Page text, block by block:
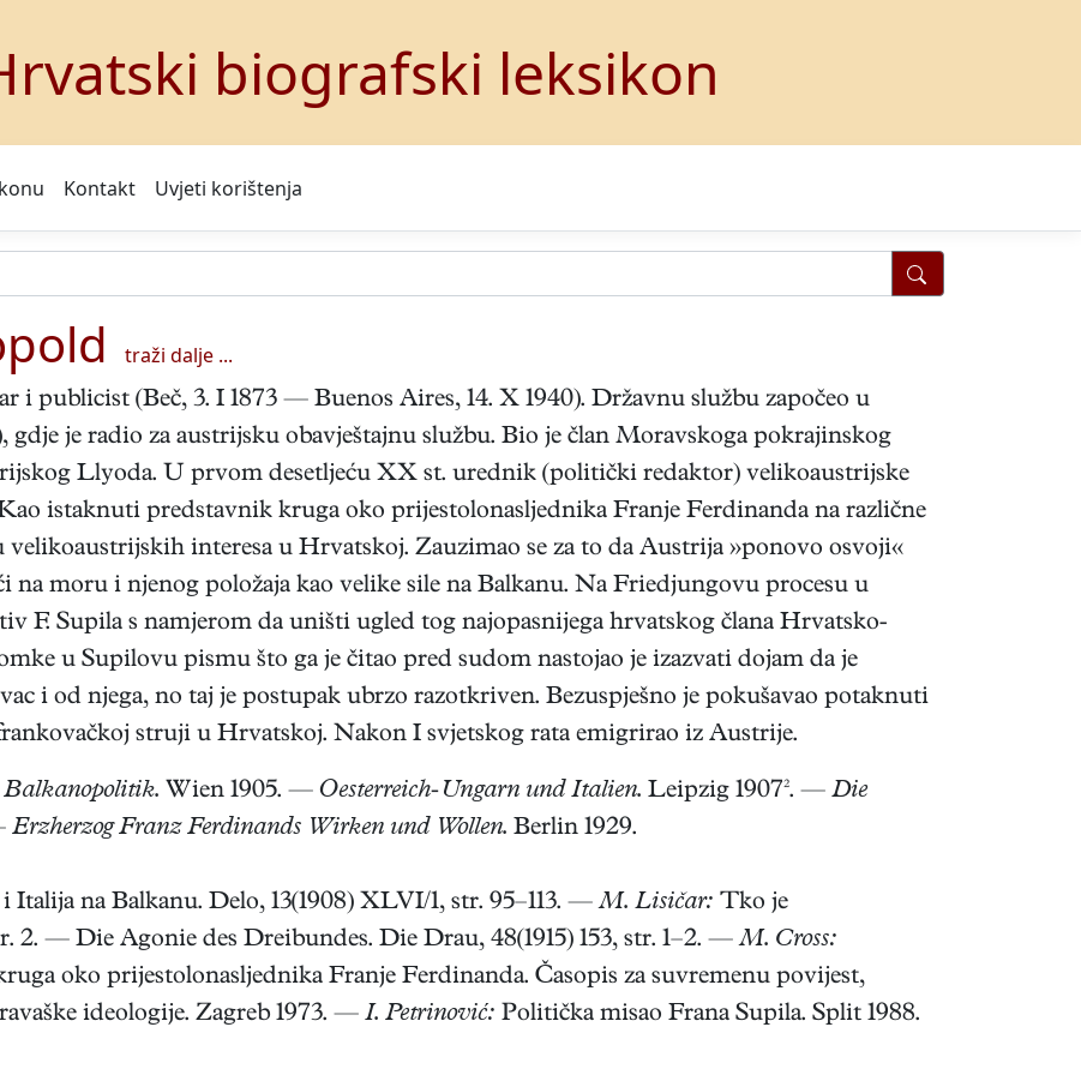
biografski leksikon
Kontakt Uvjeti korištenja
traži dalje ...
i publicist (Beč, 3. I 1873 — Buenos Aires, 14. X 1940). Državnu službu započeo u
je radio za austrijsku obavještajnu službu. Bio je član Moravskoga pokrajinskog
Llyoda. U prvom desetljeću XX st. urednik (politički redaktor) velikoaustrijske
istaknuti predstavnik kruga oko prijestolonasljednika Franje Ferdinanda na različne
velikoaustrijskih interesa u Hrvatskoj. Zauzimao se za to da Austrija »ponovo osvoji«
na moru i njenog položaja kao velike sile na Balkanu. Na Friedjungovu procesu u
F. Supila s namjerom da uništi ugled tog najopasnijega hrvatskog člana Hrvatsko-
u Supilovu pismu što ga je čitao pred sudom nastojao je izazvati dojam da je
i od njega, no taj je postupak ubrzo razotkriven. Bezuspješno je pokušavao potaknuti
struji u Hrvatskoj. Nakon I svjetskog rata emigrirao iz Austrije.
Balkanopolitik. Wien 1905. — Oesterreich-Ungarn und Italien. Leipzig 1907². — Die
Erzherzog Franz Ferdinands Wirken und Wollen. Berlin 1929.
Italija na Balkanu. Delo, 13(1908) XLVI/1, str. 95–113. —M. Lisičar: Tko je
2. — Die Agonie des Dreibundes. Die Drau, 48(1915) 153, str. 1–2. —M. Cross:
oko prijestolonasljednika Franje Ferdinanda. Časopis za suvremenu povijest,
ideologije. Zagreb 1973. — I. Petrinović: Politička misao Frana Supila. Split 1988.